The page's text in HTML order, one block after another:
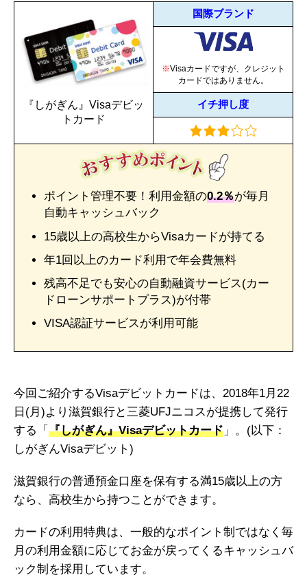
『しがぎん』Visaデビッ
トカード
国際ブランド
※Visaカードですが、クレジット
カードではありません。
イチ押し度
ポイント管理不要！利用金額の0.2％が毎月
自動キャッシュバック
15歳以上の高校生からVisaカードが持てる
年1回以上のカード利用で年会費無料
残高不足でも安心の自動融資サービス(カー
ドローンサポートプラス)が付帯
VISA認証サービスが利用可能
今回ご紹介するVisaデビットカードは、2018年1月22
日(月)より滋賀銀行と三菱UFJニコスが提携して発行
する「 『しがぎん』Visaデビットカード 」。(以下：
しがぎんVisaデビット)
滋賀銀行の普通預金口座を保有する満15歳以上の方
なら、高校生から持つことができます。
カードの利用特典は、一般的なポイント制ではなく毎
月の利用金額に応じてお金が戻ってくるキャッシュバ
ック制を採用しています。